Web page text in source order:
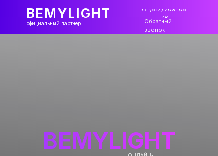
официальный партнер
BEMYLIGHT
+7 (812) 209-08-
78
Обратный
звонок
BEMYLIGHT